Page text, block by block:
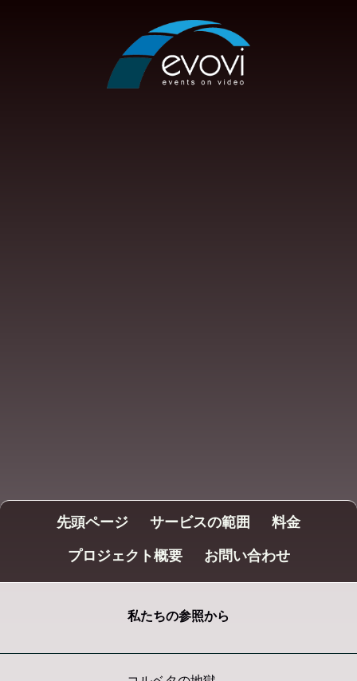
先頭ページ サービスの範囲
料金
プロジェクト概要
お問い合わせ
私たちの参照から